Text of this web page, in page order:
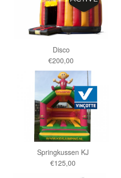
Disco
€200,00
Springkussen KJ
€125,00